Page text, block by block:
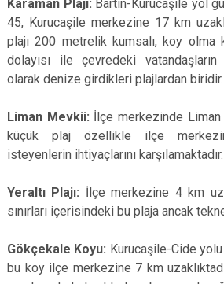
Karaman Plajı: Bartın-Kurucaşile yol
45, Kurucaşile merkezine 17 km
plajı 200 metrelik kumsalı, koy olma
dolayısı ile çevredeki
olarak denize girdikleri plajlardan biridir.
Liman Mevkii: İlçe merkezinde
küçük plaj özellikle ilçe
isteyenlerin ihtiyaçlarını karşılamaktadır.
Yeraltı Plajı: İlçe merkezine 4 km
sınırları içerisindeki bu plaja ancak
Gökçekale Koyu: Kurucaşile-Cide
bu koy ilçe merkezine 7 km